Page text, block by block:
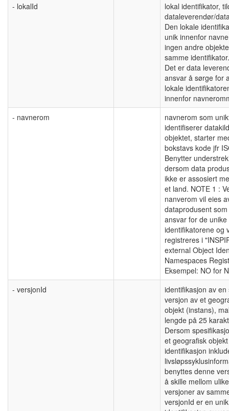
- lokalId
lokal identifikator,
dataleverendør/
Den lokale
unik innenfor
ingen andre
samme
Det er data
ansvar å sørge for
lokale
innenfor
- navnerom
navnerom som
identifiserer
objektet, starter
bokstavs kode jfr
Benytter
dersom data
ikke er assosiert
et land. NOTE 1 :
nanverom vil eies
dataprodusent
ansvar for de unike
identifikatorene og
registreres i
external Object
Namespaces
Eksempel: NO for
- versjonId
identifikasjon av en
versjon av et
objekt (instans),
lengde på 25
Dersom
et geografisk
identifikasjon
benyttes denne
å skille mellom ulike
versjoner av
versjonId er en unik